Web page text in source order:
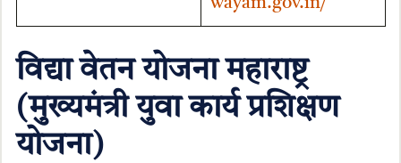
विद्या वेतन योजना महाराष्ट्र
(मुख्यमंत्री युवा कार्य प्रशिक्षण
योजना)